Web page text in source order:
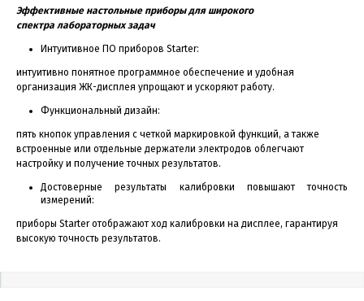
Эффективные настольные приборы для широкого
спектра лабораторных задач
Интуитивное ПО приборов Starter:
интуитивно понятное программное обеспечение и удобная
организация ЖК-дисплея упрощают и ускоряют работу.
Функциональный дизайн:
пять кнопок управления с четкой маркировкой функций, а также
встроенные или отдельные держатели электродов облегчают
настройку и получение точных результатов.
Достоверные результаты калибровки повышают точность
измерений:
приборы Starter отображают ход калибровки на дисплее, гарантируя
высокую точность результатов.